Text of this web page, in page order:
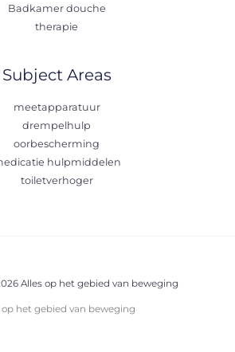
Badkamer douche
therapie
Subject Areas
meetapparatuur
drempelhulp
oorbescherming
hulpmiddelen
toiletverhoger
Alles op het gebied van beweging
op het gebied van beweging